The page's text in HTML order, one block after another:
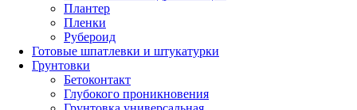
Плантер
Пленки
Рубероид
Готовые шпатлевки и штукатурки
Грунтовки
Бетоконтакт
Глубокого проникновения